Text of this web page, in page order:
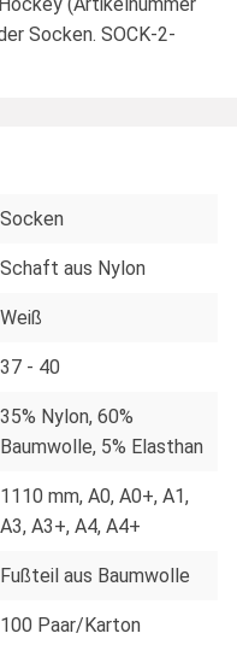
(Artikelnummer
Socken. SOCK-2-
Socken
Schaft aus Nylon
Weiß
37 - 40
35% Nylon, 60%
Baumwolle, 5% Elasthan
1110 mm, A0, A0+, A1,
A3, A3+, A4, A4+
Fußteil aus Baumwolle
100 Paar/Karton